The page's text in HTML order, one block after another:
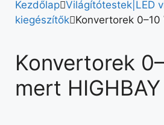
Kezdőlap Világítótestek|LED
kiegészítők Konvertorek
Konvertorek
mert HIGHBAY